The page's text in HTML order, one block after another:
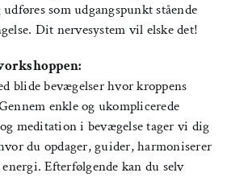
som udgangspunkt stående
Dit nervesystem vil elske det!
blide bevægelser hvor kroppens
enkle og ukomplicerede
meditation i bevægelse tager vi dig
du opdager, guider, harmoniserer
Efterfølgende kan du selv